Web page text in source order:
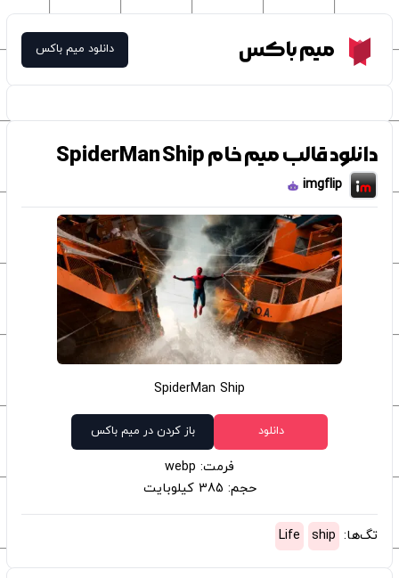
Meme Boxمیم باکس دانلود میم باکس
دانلود قالب میم خام SpiderMan Ship
imgflip
SpiderMan Ship
دانلود باز کردن در میم باکس
فرمت: webp
حجم: 385 کیلوبایت
تگ‌ها: ship
Life